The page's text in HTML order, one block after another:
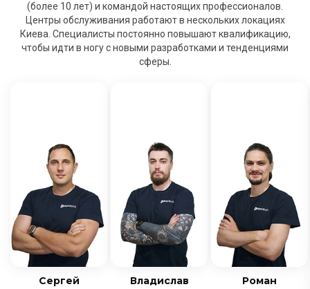
(более 10 лет) и командой настоящих профессионалов.
Центры обслуживания работают в нескольких локациях
Киева. Специалисты постоянно повышают квалификацию,
чтобы идти в ногу с новыми разработками и тенденциями
сферы.
Сергей Владислав Роман